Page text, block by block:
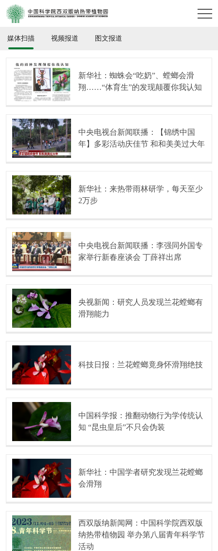
媒体扫描 视频报道 图文报道
新华社：蜘蛛会“吃奶”、螳螂会滑
翔……“体育生”的发现颠覆你我认知
中央电视台新闻联播：【锦绣中国
年】多彩活动庆佳节 和和美美过大年
新华社：来热带雨林研学，每天至少
2万步
中央电视台新闻联播：李强同外国专
家举行新春座谈会 丁薛祥出席
央视新闻：研究人员发现兰花螳螂有
滑翔能力
科技日报：兰花螳螂竟身怀滑翔绝技
中国科学报：推翻动物行为学传统认
知 “昆虫皇后”不只会伪装
新华社：中国学者研究发现兰花螳螂
会滑翔
西双版纳新闻网：中国科学院西双版
纳热带植物园 举办第八届青年科学节
活动